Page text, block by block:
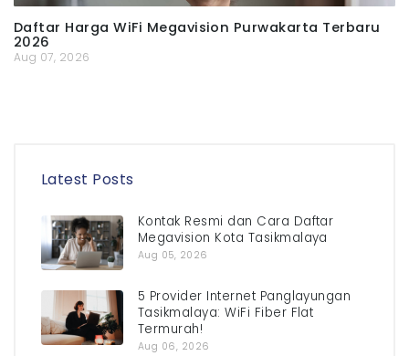
Daftar Harga WiFi Megavision Purwakarta Terbaru
2026
Aug 07, 2026
Latest Posts
Kontak Resmi dan Cara Daftar
Megavision Kota Tasikmalaya
Aug 05, 2026
5 Provider Internet Panglayungan
Tasikmalaya: WiFi Fiber Flat
Termurah!
Aug 06, 2026